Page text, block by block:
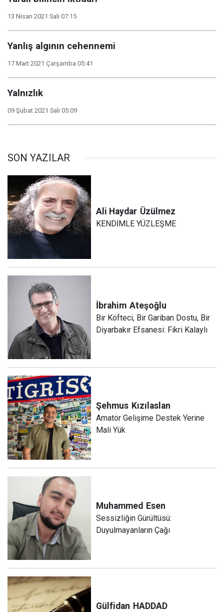
13 Nisan 2021 Salı 07:15
Yanlış algının cehennemi
17 Mart 2021 Çarşamba 05:41
Yalnızlık
09 Şubat 2021 Salı 05:09
SON YAZILAR
Ali Haydar Üzülmez
KENDİMLE YÜZLEŞME
İbrahim Ateşoğlu
Bir Köfteci, Bir Gariban Dostu, Bir
Diyarbakır Efsanesi: Fikri Kalaylı
Şehmus Kızılaslan
Amatör Gelişime Destek Yerine
Mali Yük
Muhammed Esen
Sessizliğin Gürültüsü:
Duyulmayanların Çağı
Gülfidan HADDAD